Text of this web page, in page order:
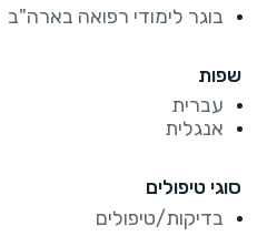
בוגר לימודי רפואה בארה"ב
שפות
עברית
אנגלית
סוגי טיפולים
בדיקות/טיפולים